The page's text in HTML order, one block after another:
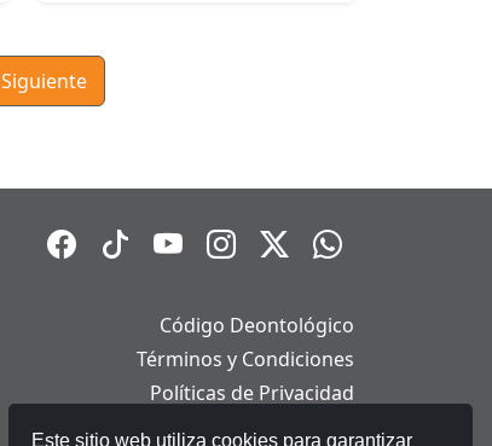
Este sitio web utiliza cookies para garantizar
Siguiente
Código Deontológico
Términos y Condiciones
Políticas de Privacidad
Políticas de Cookies